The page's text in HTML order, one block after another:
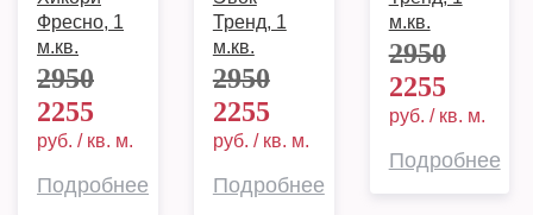
Фресно, 1
м.кв.
2950
2255
руб. / кв. м.
Подробнее
Тренд, 1
м.кв.
2950
2255
руб. / кв. м.
Подробнее
м.кв.
2950
2255
руб. / кв. м.
Подробнее